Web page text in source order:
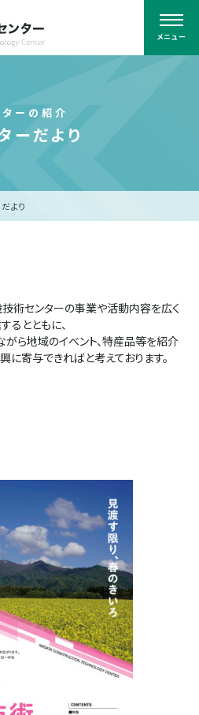
メニュー
ターの紹介
ーだより
より
術センターの事業や活動内容を広く
るとともに、
ら地域のイベント、特産品等を紹介
に寄与できればと考えております。